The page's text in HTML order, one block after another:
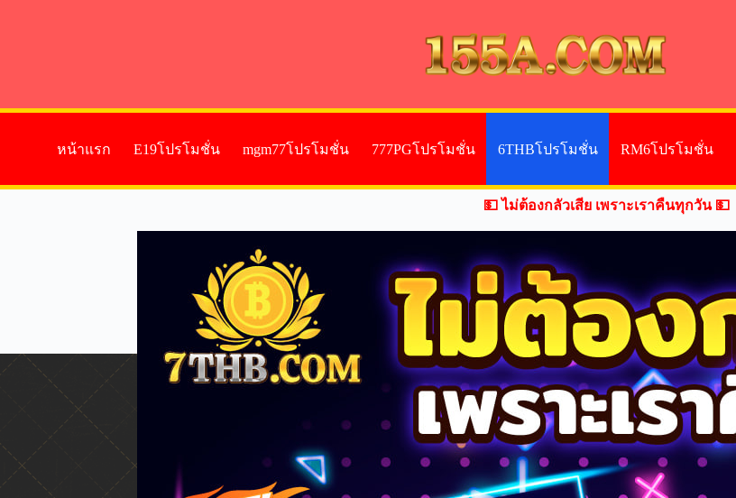
หน้าแรก E19โปรโมชั่น mgm77โปรโมชั่น 777PGโปรโมชั่น 6THBโปรโมชั่น RM6โปรโมชั่น
💵 ไม่ต้องกลัวเสีย เพราะเราคืนทุกวัน 💵